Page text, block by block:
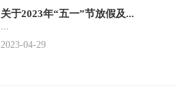
关于2023年“五一”节放假及...
2023-04-29